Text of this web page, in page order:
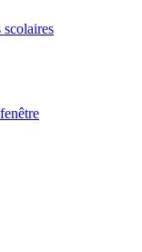
scolaires